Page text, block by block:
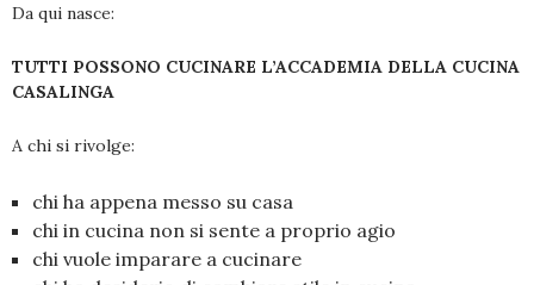
Da qui nasce:
TUTTI POSSONO CUCINARE L’ACCADEMIA DELLA CUCINA
CASALINGA
A chi si rivolge:
chi ha appena messo su casa
chi in cucina non si sente a proprio agio
chi vuole imparare a cucinare